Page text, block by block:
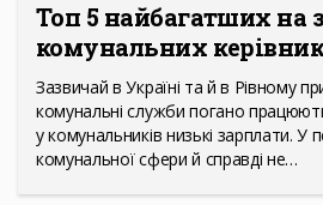
Топ 5 найбагатших на
комунальних
Зазвичай в Україні та й в Рівному
комунальні служби погано
у комунальників низькі зарплати. У
комунальної сфери й справді не…